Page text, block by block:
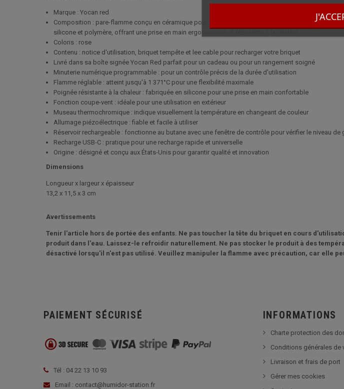
Marque : Yocan red
Composition : pare-flamme conçu en céramique pour une protection optimale et une durabilité
silicone et polymère, offrant une prise en main ergonomique et résistante à la chaleur
Coloris : rose
Contenu : notice d'utilisation, briquet tempête et lee cable pour recharger votre briquet
Livré dans sa boîte signée Yocan Red parfait pour un cadeau ou pour un rangement soigné
Minuterie numérique programmable : pour un contrôle précis de la durée d'utilisation
Flamme réglable : atteint jusqu'à 1 371°C pour une flexibilité maximale
Poignée résistante à la chaleur : fabriquée en silicone pour une prise en main confortable
Fonction coupe-vent : idéale pour une utilisation en extérieur
Museau thermochromique : indique visuellement la température en changeant de couleur
Allumage piézoélectrique : fiable et facile à utiliser
Réservoir rechargeable : fonctionne au butane avec une fenêtre de contrôle pour vérifier le niveau de
Recharge USB-C : pratique pour une recharge rapide et universelle
Origine : désigné et conçu aux États-Unis pour garantir qualité et innovation
Dimensions
Longueur x largeur x épaisseur
13,2 x 11,5 x 3 cm
Avertissements
Tenir l'article hors de portée des enfants. Ne pas toucher la tête du briquet en cours
produit dans l'eau. Laissez-le refroidir naturellement. Ne pas stocker le produit à des
désactivé lorsqu'il n'est pas utilisé. Veuillez manipuler la flamme avec précaution, car elle
PAIEMENT SÉCURISÉ
Tél : 04 22 13 10 93
Email : contact@humidor-station.fr
INFORMATIONS
Charte protection des
Conditions générales de
Livraison et frais de port
Gérer mes cookies